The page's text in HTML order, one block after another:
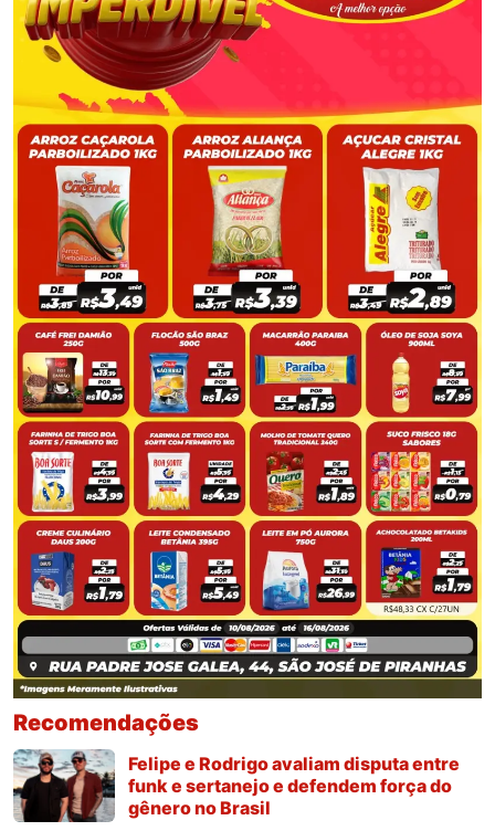
Recomendações
Felipe e Rodrigo avaliam disputa entre
funk e sertanejo e defendem força do
gênero no Brasil